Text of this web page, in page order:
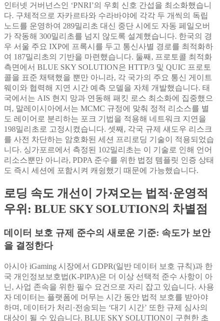
인터넷 거버넌스인 ‘PNRI’의 우회 신호 간섭을 최소화했습니
다. 구체적으로 자카르타와 수라바야에 각각 두 개씩의 독립
노드를 운영하여 289밀리초 대신 중단 시에도 자동 페일오버
가 작동해 300밀리초를 넘지 않도록 설계했습니다. 한국의 경
우 서울 주요 IXP에 프록시를 두고 통신사별 경로를 최적화하
여 187밀리초의 기반을 마련했습니다. 둘째, 프로토콜 최적화
측면에서 BLUE SKY SOLUTION은 HTTP/3 및 QUIC 프로토
콜을 표준 채택했을 뿐만 아니라, 각 국가의 주요 통신 게이트
웨이와 협력해 지연 시간 예측 모델을 자체 개발했습니다. 태
국에서는 AIS 현지 망과 연동해 패킷 로스 최소화에 집중했으
며, 말레이시아에서는 MCMC 규정에 맞춰 정적 리소스를 별
도 레이어로 분리하는 포크 기법을 적용해 네트워크 지연을
198밀리초로 고정시켰습니다. 셋째, 각국 규제 섀도우 리스크
를 사전 차단하는 암호화된 세션 프리로딩 기술이 적용되었습
니다. 싱가포르에서 측정된 102밀리초는 이 기술로 인해 언어
리소스뿐만 아니라, PDPA 준수를 위한 법정 템플릿 인증 상태
도 즉시 세션에 포함시켜 캐슁했기 때문에 가능했습니다.
로딩 속도 개선이 가져오는 법적·운영적
우위: BLUE SKY SOLUTION의 차별점
데이터 보호 규제 준수의 새로운 기준: 속도가 보안
을 결정한다
아시아 iGaming 시장에서 GDPR(일반 데이터 보호 규칙)과 한
국 개인정보보호법(K-PIPA)은 더 이상 선택적 준수 사항이 아
닌, 사업 존속을 위한 필수 요건으로 자리 잡고 있습니다. 사용
자 데이터는 플랫폼에 머무는 시간 동안 법적 보호를 받아야
하며, 데이터가 처리·전송되는 ‘대기 시간’ 또한 규제 심사의
대상이 될 수 있습니다. BLUE SKY SOLUTION이 구현한 초